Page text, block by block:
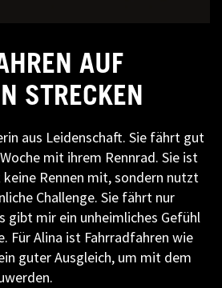
AUF
STRECKEN
aus Leidenschaft. Sie fährt gut
mit ihrem Rennrad. Sie ist
Rennen mit, sondern nutzt
Challenge. Sie fährt nur
gibt mir ein unheimliches Gefühl
Für Alina ist Fahrradfahren wie
guter Ausgleich, um mit dem